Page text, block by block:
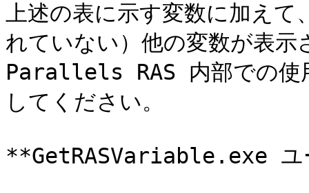
上述の表に示す変数に加え
れていない）他の変数が表
Parallels RAS 内部での使
してください。
**GetRASVariable.exe ユ